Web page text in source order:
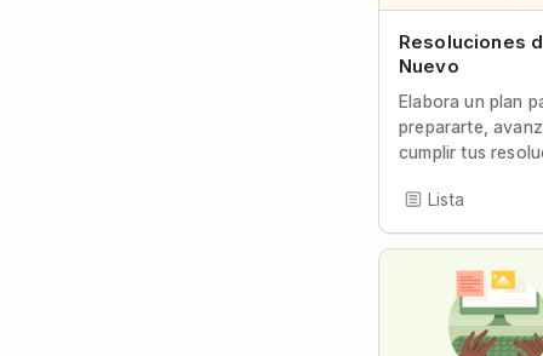
Resoluciones
Nuevo
Elabora un plan
prepararte,
cumplir tus
Lista